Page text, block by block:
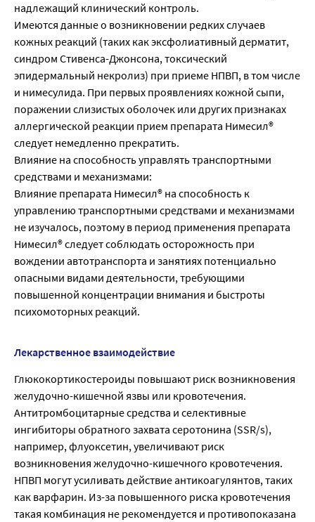
надлежащий клинический контроль.
Имеются данные о возникновении редких случаев
кожных реакций (таких как эксфолиативный дерматит,
синдром Стивенса-Джонсона, токсический
эпидермальный некролиз) при приеме НПВП, в том числе
и нимесулида. При первых проявлениях кожной сыпи,
поражении слизистых оболочек или других признаках
аллергической реакции прием препарата Нимесил®
следует немедленно прекратить.
Влияние на способность управлять транспортными
средствами и механизмами:
Влияние препарата Нимесил® на способность к
управлению транспортными средствами и механизмами
не изучалось, поэтому в период применения препарата
Нимесил® следует соблюдать осторожность при
вождении автотранспорта и занятиях потенциально
опасными видами деятельности, требующими
повышенной концентрации внимания и быстроты
психомоторных реакций.
Лекарственное взаимодействие
Глюкокортикостероиды повышают риск возникновения
желудочно-кишечной язвы или кровотечения.
Антитромбоцитарные средства и селективные
ингибиторы обратного захвата серотонина (SSR/s),
например, флуоксетин, увеличивают риск
возникновения желудочно-кишечного кровотечения.
НПВП могут усиливать действие антикоагулянтов, таких
как варфарин. Из-за повышенного риска кровотечения
такая комбинация не рекомендуется и противопоказана